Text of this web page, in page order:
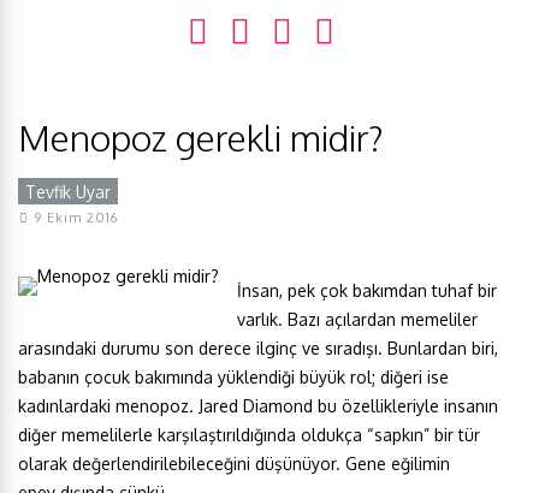
Menopoz gerekli midir?
Tevfik Uyar
9 Ekim 2016
İnsan, pek çok bakımdan tuhaf bir
varlık. Bazı açılardan memeliler
arasındaki durumu son derece ilginç ve sıradışı. Bunlardan biri,
babanın çocuk bakımında yüklendiği büyük rol; diğeri ise
kadınlardaki menopoz. Jared Diamond bu özellikleriyle insanın
diğer memelilerle karşılaştırıldığında oldukça “sapkın” bir tür
olarak değerlendirilebileceğini düşünüyor. Gene eğilimin